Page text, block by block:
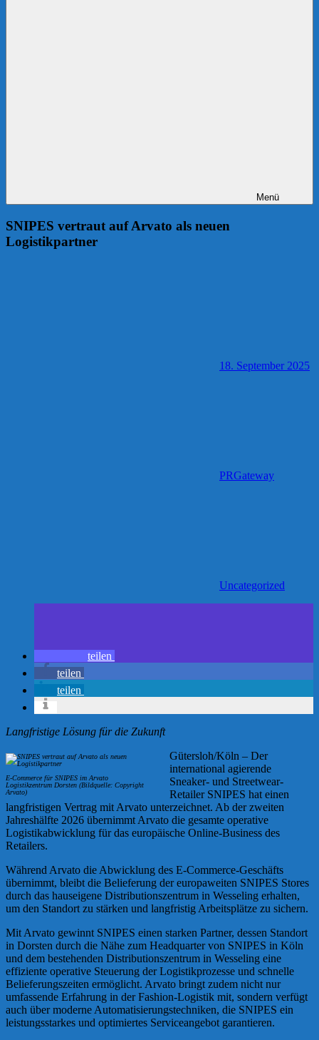
Menü
SNIPES vertraut auf Arvato als neuen
Logistikpartner
18. September 2025
PRGateway
Uncategorized
teilen
teilen
teilen
Langfristige Lösung für die Zukunft
E-Commerce für SNIPES im Arvato
Logistikzentrum Dorsten (Bildquelle: Copyright
Arvato)
Gütersloh/Köln – Der
international agierende
Sneaker- und Streetwear-
Retailer SNIPES hat einen
langfristigen Vertrag mit Arvato unterzeichnet. Ab der zweiten
Jahreshälfte 2026 übernimmt Arvato die gesamte operative
Logistikabwicklung für das europäische Online-Business des
Retailers.
Während Arvato die Abwicklung des E-Commerce-Geschäfts
übernimmt, bleibt die Belieferung der europaweiten SNIPES Stores
durch das hauseigene Distributionszentrum in Wesseling erhalten,
um den Standort zu stärken und langfristig Arbeitsplätze zu sichern.
Mit Arvato gewinnt SNIPES einen starken Partner, dessen Standort
in Dorsten durch die Nähe zum Headquarter von SNIPES in Köln
und dem bestehenden Distributionszentrum in Wesseling eine
effiziente operative Steuerung der Logistikprozesse und schnelle
Belieferungszeiten ermöglicht. Arvato bringt zudem nicht nur
umfassende Erfahrung in der Fashion-Logistik mit, sondern verfügt
auch über moderne Automatisierungstechniken, die SNIPES ein
leistungsstarkes und optimiertes Serviceangebot garantieren.